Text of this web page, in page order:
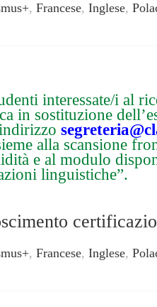
, Francese, Inglese,
interessate/i al
in sostituzione
alla scansione
e al modulo
linguistiche”.
, Francese, Inglese,